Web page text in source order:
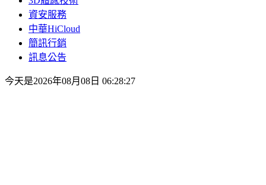
資安服務
中華HiCloud
簡訊行銷
訊息公告
今天是2026年08月08日 06:28:27